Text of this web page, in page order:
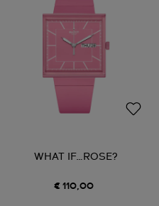
WHAT IF…ROSE?
€ 110,00